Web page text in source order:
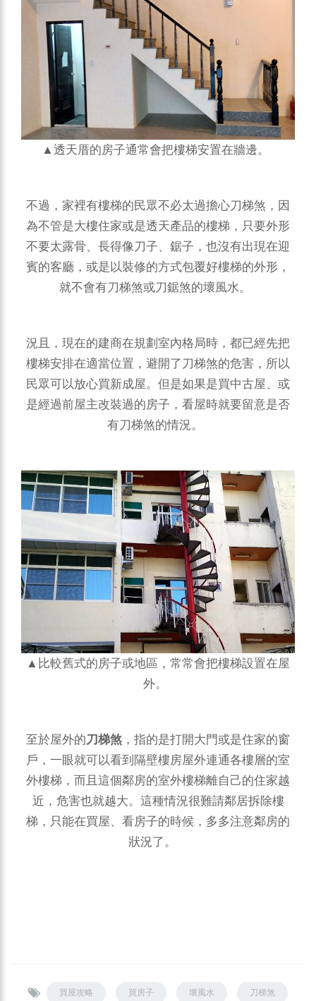
▲透天厝的房子通常會把樓梯安置在牆邊。
不過，家裡有樓梯的民眾不必太過擔心刀梯煞，因
為不管是大樓住家或是透天產品的樓梯，只要外形
不要太露骨、長得像刀子、鋸子，也沒有出現在迎
賓的客廳，或是以裝修的方式包覆好樓梯的外形，
就不會有刀梯煞或刀鋸煞的壞風水。
況且，現在的建商在規劃室內格局時，都已經先把
樓梯安排在適當位置，避開了刀梯煞的危害，所以
民眾可以放心買新成屋。但是如果是買中古屋、或
是經過前屋主改裝過的房子，看屋時就要留意是否
有刀梯煞的情況。
▲比較舊式的房子或地區，常常會把樓梯設置在屋
外。
至於屋外的刀梯煞 ，指的是打開大門或是住家的窗
戶，一眼就可以看到隔壁樓房屋外連通各樓層的室
外樓梯，而且這個鄰房的室外樓梯離自己的住家越
近，危害也就越大。這種情況很難請鄰居拆除樓
梯，只能在買屋、看房子的時候，多多注意鄰房的
狀況了。
買屋攻略 買房子 壞風水 刀梯煞